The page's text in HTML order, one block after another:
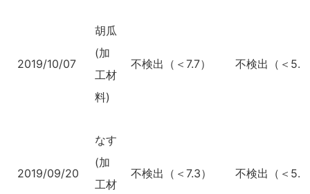
2019/10/07
胡瓜
(加
工材
料)
不検出（＜7.7） 不検出（＜5.8
2019/09/20
なす
(加
工材
不検出（＜7.3） 不検出（＜5.3